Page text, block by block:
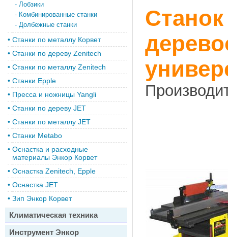
- Лобзики
- Комбинированные станки
- Долбежные станки
• Станки по металлу Корвет
• Cтанки по дереву Zenitech
• Cтанки по металлу Zenitech
• Станки Epple
• Пресса и ножницы Yangli
• Станки по дереву JET
• Станки по металлу JET
• Станки Metabo
• Оснастка и расходные
материалы Энкор Корвет
• Оснастка Zenitech, Epple
• Оснастка JET
• Зип Энкор Корвет
Климатическая техника
Инструмент Энкор
Станок